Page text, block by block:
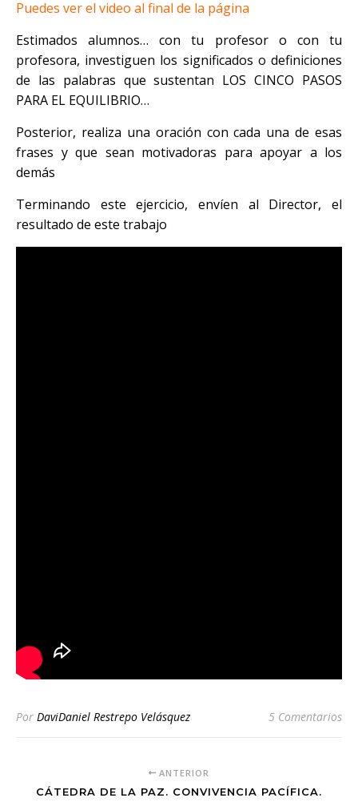
Puedes ver el video al final de la página
Estimados alumnos… con tu profesor o con tu
profesora, investiguen los significados o definiciones
de las palabras que sustentan LOS CINCO PASOS
PARA EL EQUILIBRIO…
Posterior, realiza una oración con cada una de esas
frases y que sean motivadoras para apoyar a los
demás
Terminando este ejercicio, envíen al Director, el
resultado de este trabajo
Por DaviDaniel Restrepo Velásquez 5 Comentarios
ANTERIOR
CÁTEDRA DE LA PAZ. CONVIVENCIA PACÍFICA.